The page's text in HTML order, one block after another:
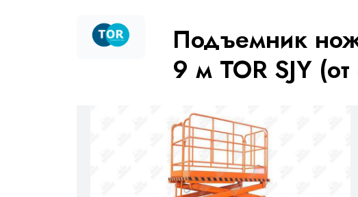
Подъемник
9 м TOR SJY